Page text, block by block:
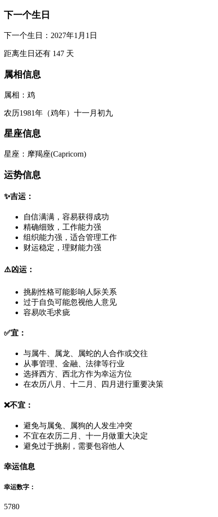
下一个生日
下一个生日： 2027年1月1日
距离生日还有 147 天
属相信息
属相： 鸡
农历1981年（鸡年）十一月初九
星座信息
星座： 摩羯座(Capricorn)
运势信息
✨吉运：
自信满满，容易获得成功
精确细致，工作能力强
组织能力强，适合管理工作
财运稳定，理财能力强
⚠️凶运：
挑剔性格可能影响人际关系
过于自负可能忽视他人意见
容易吹毛求疵
✅宜：
与属牛、属龙、属蛇的人合作或交往
从事管理、金融、法律等行业
选择西方、西北方作为幸运方位
在农历八月、十二月、四月进行重要决策
❌不宜：
避免与属兔、属狗的人发生冲突
不宜在农历二月、十一月做重大决定
避免过于挑剔，需要包容他人
幸运信息
幸运数字：
5780